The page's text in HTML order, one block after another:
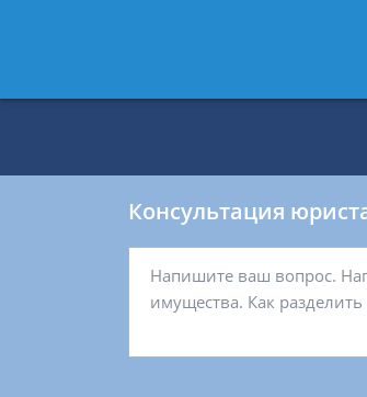
Консультация